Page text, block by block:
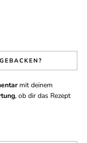
mit deinem
, ob dir das Rezept